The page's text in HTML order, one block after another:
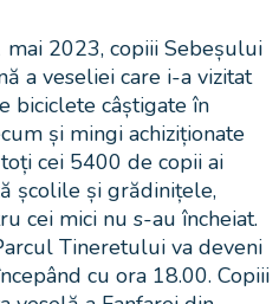
2023, copiii Sebeșului
a veseliei care i-a vizitat
biciclete câștigate în
și mingi achiziționate
cei 5400 de copii ai
școlile și grădinițele,
cei mici nu s-au încheiat.
Tineretului va deveni
cu ora 18.00. Copiii